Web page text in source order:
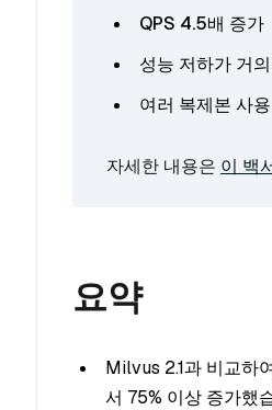
QPS 4.5배 증가
성능 저하가 거
여러 복제본 사
자세한 내용은 이 백
요약
Milvus 2.1과 비교하
서 75% 이상 증가했